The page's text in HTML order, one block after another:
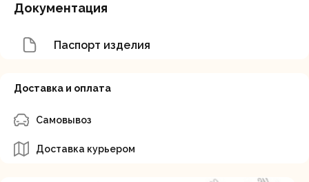
Документация
Паспорт изделия
Доставка и оплата
Самовывоз
Доставка курьером